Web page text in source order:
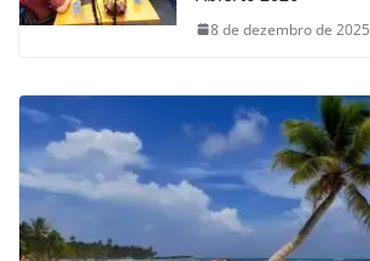
8 de dezembro de 2025